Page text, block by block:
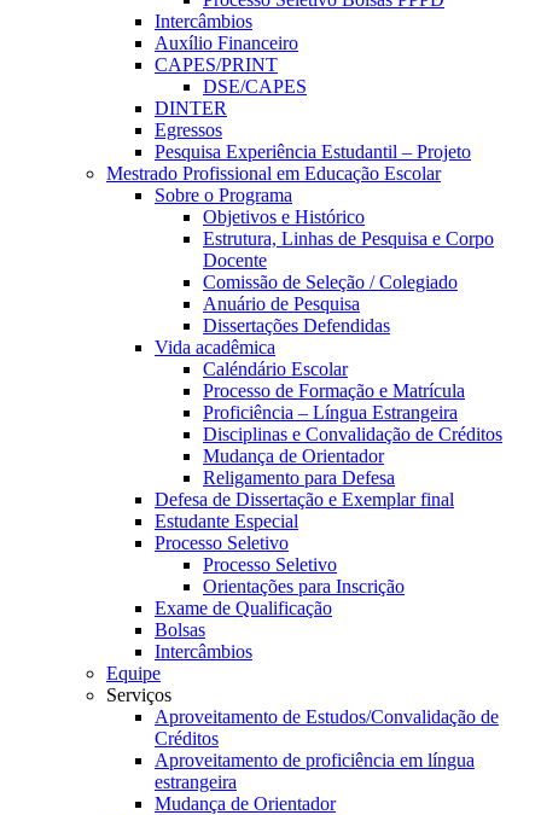
Intercâmbios
Auxílio Financeiro
CAPES/PRINT
DSE/CAPES
DINTER
Egressos
Pesquisa Experiência Estudantil – Projeto
Mestrado Profissional em Educação Escolar
Sobre o Programa
Objetivos e Histórico
Estrutura, Linhas de Pesquisa e Corpo
Docente
Comissão de Seleção / Colegiado
Anuário de Pesquisa
Dissertações Defendidas
Vida acadêmica
Caléndário Escolar
Processo de Formação e Matrícula
Proficiência – Língua Estrangeira
Disciplinas e Convalidação de Créditos
Mudança de Orientador
Religamento para Defesa
Defesa de Dissertação e Exemplar final
Estudante Especial
Processo Seletivo
Processo Seletivo
Orientações para Inscrição
Exame de Qualificação
Bolsas
Intercâmbios
Equipe
Serviços
Aproveitamento de Estudos/Convalidação de
Créditos
Aproveitamento de proficiência em língua
estrangeira
Mudança de Orientador